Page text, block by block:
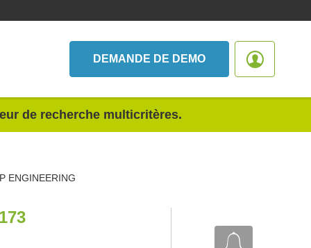
DEMANDE DE DEMO
de recherche multicritères.
ENGINEERING